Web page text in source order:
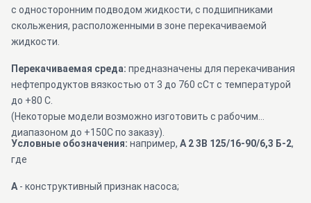
с односторонним подводом жидкости, с подшипниками
скольжения, расположенными в зоне перекачиваемой
жидкости.
Перекачиваемая среда: предназначены для перекачивания
нефтепродуктов вязкостью от 3 до 760 сСт с температурой
до +80 С.
(Некоторые модели возможно изготовить с рабочим
диапазоном до +150С по заказу).
Условные обозначения: например, А 2 3В 125/16-90/6,3 Б-2,
где
А - конструктивный признак насоса;